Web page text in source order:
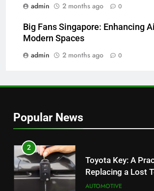
admin
2 months ago 0
Big Fans Singapore: Enhancing
Modern Spaces
admin
2 months ago 0
Popular News
JNR Vape: A
User Experience
BUSINESS
Can Affect Your
2
Toyota Key: A
Replacing a Lost
AUTOMOTIVE